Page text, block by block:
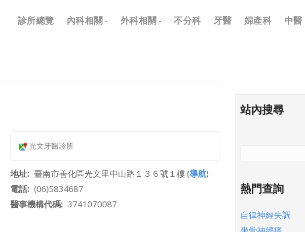
Main
navigation
診所總覽 內科相關 外科相關 不分科 牙醫 婦產科 中醫
光文牙醫診所
地址 臺南市善化區光文里中山路１３６號１樓 (導航)
電話
(06)5834687
醫事機構代碼
3741070087
站內搜尋
熱門查詢
自律神經失調